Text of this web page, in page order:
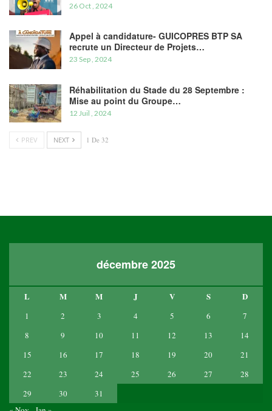
26 Oct , 2024
Appel à candidature- GUICOPRES BTP SA
recrute un Directeur de Projets…
23 Sep , 2024
Réhabilitation du Stade du 28 Septembre :
Mise au point du Groupe…
12 Juil , 2024
PREV NEXT 1 De 32
décembre 2025
L M M J V S D
1 2 3 4 5 6
7
8
9 10 11 12 13
14
15
16 17 18 19 20
21
22
23 24 25 26 27
28
29
30
31